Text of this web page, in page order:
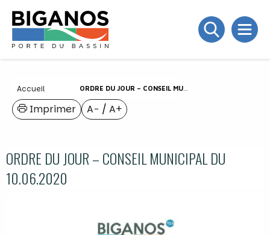
Accueil ORDRE DU JOUR – CONSEIL MUNICIPAL DU 10.06.2020
A− / A+
Imprimer
ORDRE DU JOUR – CONSEIL MUNICIPAL DU
10.06.2020